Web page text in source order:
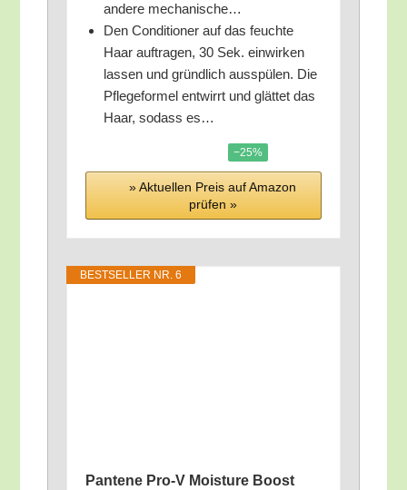
ande­re mechanische…
Den Con­di­tio­ner auf das feuch­te
Haar auf­tra­gen, 30 Sek. ein­wir­ken
las­sen und gründ­lich aus­spü­len. Die
Pfle­ge­for­mel ent­wirrt und glät­tet das
Haar, sodass es…
−25%
» Aktu­el­len Preis auf Ama­zon
prü­fen »
BEST­SEL­LER NR. 6
Pan­te­ne Pro‑V Mois­tu­re Boost